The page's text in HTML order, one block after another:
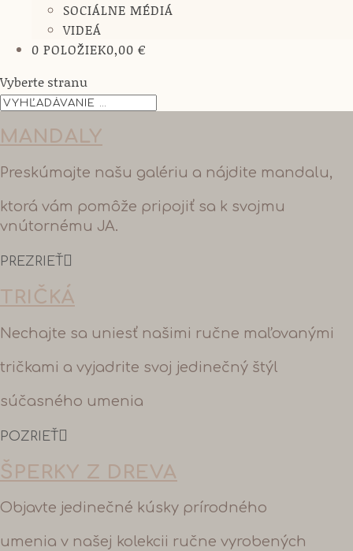
SOCIÁLNE MÉDIÁ
VIDEÁ
0 POLOŽIEK0,00 €
Vyberte stranu
MANDALY
Preskúmajte našu galériu a nájdite mandalu,
ktorá vám pomôže pripojiť sa k svojmu
vnútornému JA.
PREZRIEŤ
TRIČKÁ
Nechajte sa uniesť našimi ručne maľovanými
tričkami a vyjadrite svoj jedinečný štýl
súčasného umenia
POZRIEŤ
ŠPERKY Z DREVA
Objavte jedinečné kúsky prírodného
umenia v našej kolekcii ručne vyrobených